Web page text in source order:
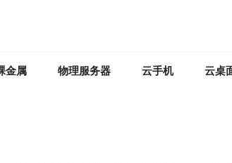
金属 物理服务器 云手机 云桌